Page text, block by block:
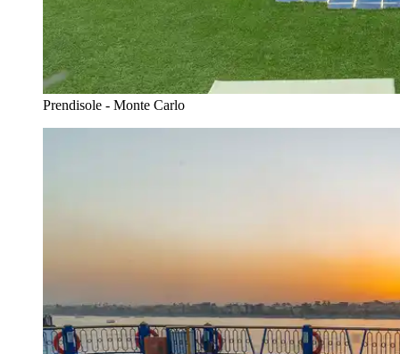
Prendisole - Monte Carlo